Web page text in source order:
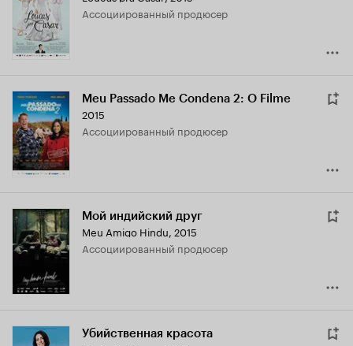
ассоциированный продюсер
Meu Passado Me Condena 2: O Filme
2015
ассоциированный продюсер
Мой индийский друг
Meu Amigo Hindu, 2015
ассоциированный продюсер
Убийственная красота